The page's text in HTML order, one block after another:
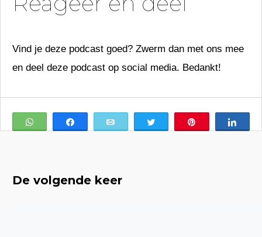
Vind je deze podcast goed? Zwerm dan met ons mee
en deel deze podcast op social media. Bedankt!
WhatsApp
De volgende keer